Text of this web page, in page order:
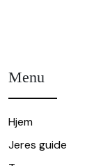
Menu
Hjem
Jeres guide